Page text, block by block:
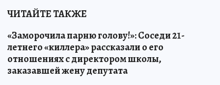
ЧИТАЙТЕ ТАКЖЕ
«Заморочила парню голову!»: Соседи 21-
летнего «киллера» рассказали о его
отношениях с директором школы,
заказавшей жену депутата